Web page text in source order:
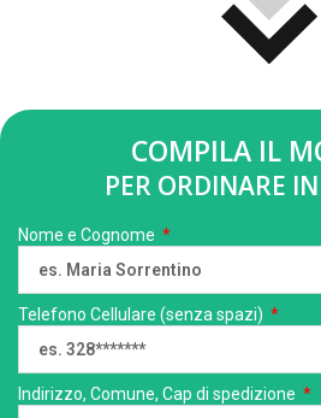
COMPILA IL
PER ORDINARE
Nome e Cognome
Telefono Cellulare (senza spazi)
Indirizzo, Comune, Cap di spedizione